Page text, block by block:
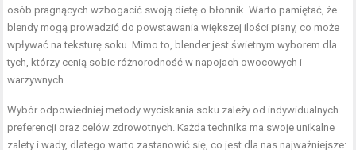
osób pragnących wzbogacić swoją dietę o błonnik. Warto pamiętać, że
blendy mogą prowadzić do powstawania większej ilości piany, co może
wpływać na teksturę soku. Mimo to, blender jest świetnym wyborem dla
tych, którzy cenią sobie różnorodność w napojach owocowych i
warzywnych.
Wybór odpowiedniej metody wyciskania soku zależy od indywidualnych
preferencji oraz celów zdrowotnych. Każda technika ma swoje unikalne
zalety i wady, dlatego warto zastanowić się, co jest dla nas najważniejsze: